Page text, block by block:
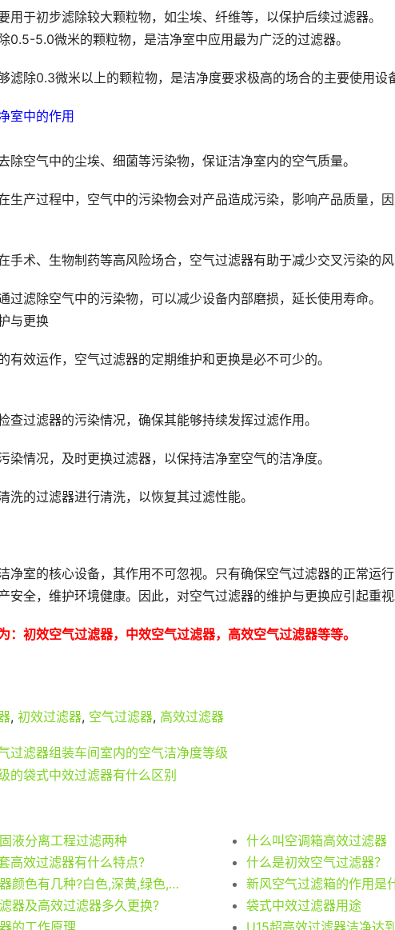
用于初步滤除较大颗粒物，如尘埃、纤维等，以保护后续过滤器。
0.5-5.0微米的颗粒物，是洁净室中应用最为广泛的过滤器。
滤除0.3微米以上的颗粒物，是洁净度要求极高的场合的主要使用设
室中的作用
除空气中的尘埃、细菌等污染物，保证洁净室内的空气质量。
生产过程中，空气中的污染物会对产品造成污染，影响产品质量，
手术、生物制药等高风险场合，空气过滤器有助于减少交叉污染的风
过滤除空气中的污染物，可以减少设备内部磨损，延长使用寿命。
与更换
有效运作，空气过滤器的定期维护和更换是必不可少的。
查过滤器的污染情况，确保其能够持续发挥过滤作用。
染情况，及时更换过滤器，以保持洁净室空气的洁净度。
洗的过滤器进行清洗，以恢复其过滤性能。
净室的核心设备，其作用不可忽视。只有确保空气过滤器的正常运
安全，维护环境健康。因此，对空气过滤器的维护与更换应引起重视
： 初效空气过滤器， 中效空气过滤器， 高效空气过滤器等等。
, 初效过滤器, 空气过滤器, 高效过滤器
过滤器组装车间室内的空气洁净度等级
的袋式中效过滤器有什么区别
液分离工程过滤两种
什么叫空调箱高效过滤器
高效过滤器有什么特点?
什么是初效空气过滤器？
中效袋式过滤器颜色有几种?白色,深黄,绿色,橙色,紫色,粉色
器及高效过滤器多久更换?
袋式中效过滤器用途